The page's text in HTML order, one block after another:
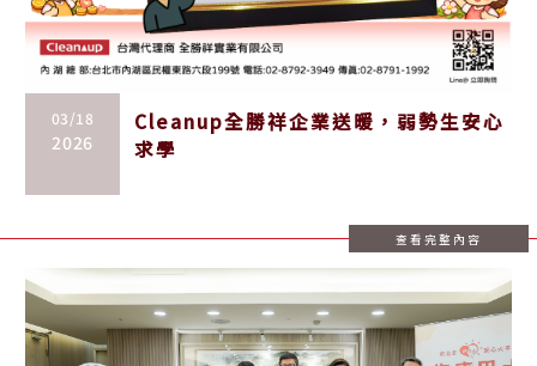
03/18
2026
Cleanup全勝祥企業送暖，弱勢生安心
求學
查看完整內容